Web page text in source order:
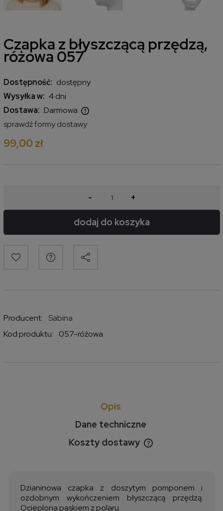
Czapka z błyszczącą przędzą,
różowa 057
Dostępność: dostępny
Wysyłka w: 4 dni
Dostawa: Darmowa
Cena nie zawiera ewentualnych kosztów płatności
sprawdź formy dostawy
99,00 zł
- +
dodaj do koszyka
Producent:
Sabina
Kod produktu:
057-różowa
Opis
Dane techniczne
Koszty dostawy
Cena nie zawiera ewentualnych kosztów płatności
Dzianinowa czapka z doszytym pomponem i
ozdobnym wykończeniem błyszczącą przędzą.
Ocieplona paskiem z polaru.